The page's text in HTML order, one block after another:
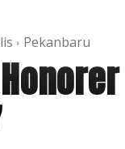
Pekanbaru